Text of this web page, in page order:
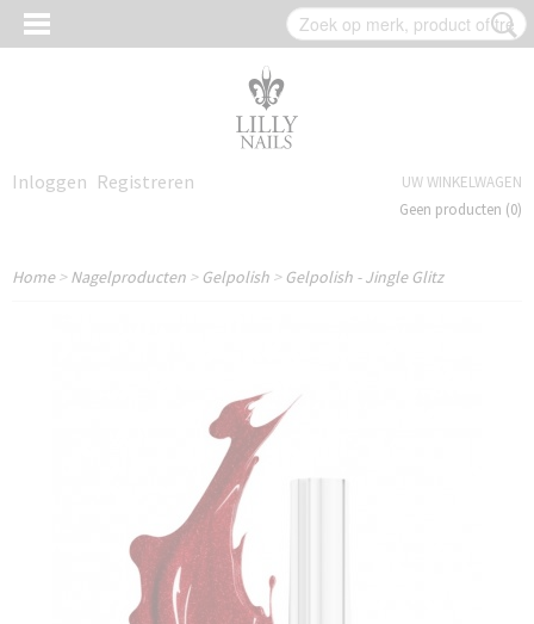
Inloggen Registreren
UW WINKELWAGEN
Geen producten (0)
Home>Nagelproducten > Gelpolish > Gelpolish - Jingle Glitz